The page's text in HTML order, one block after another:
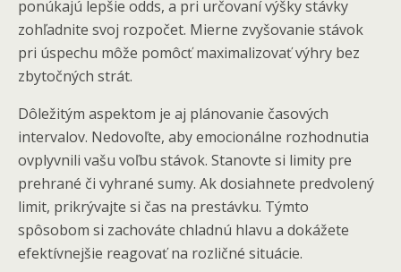
ponúkajú lepšie odds, a pri určovaní výšky stávky
zohľadnite svoj rozpočet. Mierne zvyšovanie stávok
pri úspechu môže pomôcť maximalizovať výhry bez
zbytočných strát.
Dôležitým aspektom je aj plánovanie časových
intervalov. Nedovoľte, aby emocionálne rozhodnutia
ovplyvnili vašu voľbu stávok. Stanovte si limity pre
prehrané či vyhrané sumy. Ak dosiahnete predvolený
limit, prikrývajte si čas na prestávku. Týmto
spôsobom si zachováte chladnú hlavu a dokážete
efektívnejšie reagovať na rozličné situácie.